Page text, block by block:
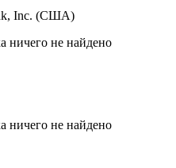
Inc. (США)
ничего не найдено
ничего не найдено